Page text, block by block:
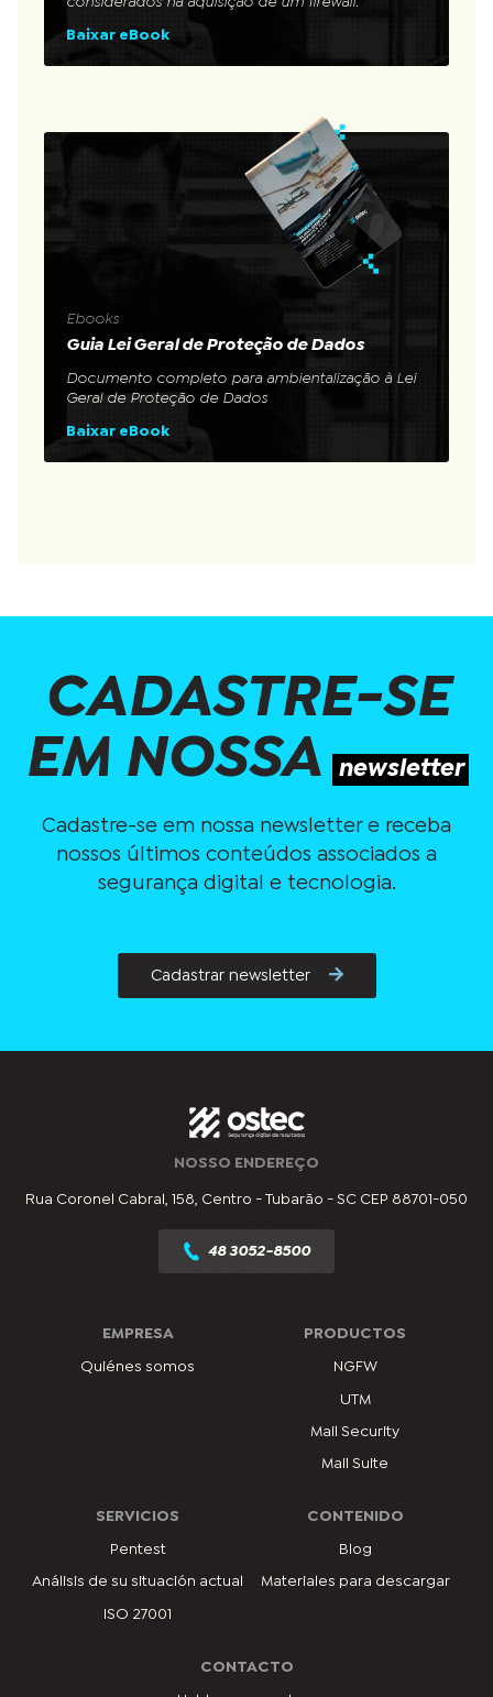
Baixar eBook
Ebooks
Guia Lei Geral de Proteção de Dados
Documento completo para ambientalização à Lei
Geral de Proteção de Dados
Baixar eBook
CADASTRE-SE
EM NOSSA newsletter
Cadastre-se em nossa newsletter e receba
nossos últimos conteúdos associados a
segurança digital e tecnologia.
Cadastrar newsletter
NOSSO ENDEREÇO
Rua Coronel Cabral, 158, Centro - Tubarão - SC CEP 88701-050
48 3052-8500
EMPRESA
Quiénes somos
PRODUCTOS
NGFW
UTM
Mail Security
Mail Suite
SERVICIOS
Pentest
Análisis de su situación actual
ISO 27001
CONTENIDO
Blog
Materiales para descargar
CONTACTO